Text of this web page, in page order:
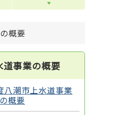
概要
道事業の概要
八潮市上水道事業
概要